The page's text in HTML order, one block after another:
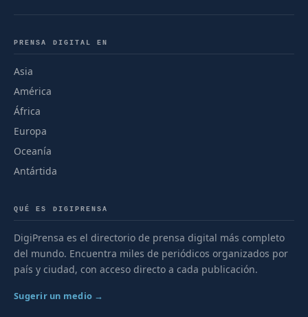
PRENSA DIGITAL EN
Asia
América
África
Europa
Oceanía
Antártida
QUÉ ES DIGIPRENSA
DigiPrensa es el directorio de prensa digital más completo
del mundo. Encuentra miles de periódicos organizados por
país y ciudad, con acceso directo a cada publicación.
Sugerir un medio →